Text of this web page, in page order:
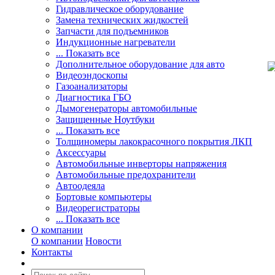
Гидравлическое оборудование
Замена технических жидкостей
Запчасти для подъемников
Индукционные нагреватели
... Показать все
Дополнительное оборудование для авто
Видеоэндоскопы
Газоанализаторы
Диагностика ГБО
Дымогенераторы автомобильные
Защищенные Ноутбуки
... Показать все
Толщиномеры лакокрасочного покрытия ЛКП
Аксессуары
Автомобильные инверторы напряжения
Автомобильные предохранители
Автоодеяла
Бортовые компьютеры
Видеорегистраторы
... Показать все
О компании
О компании Новости
Контакты